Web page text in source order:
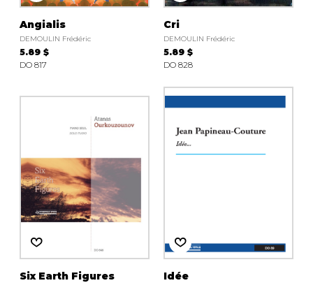
Angialis
DEMOULIN Frédéric
5.89 $
DO 817
Cri
DEMOULIN Frédéric
5.89 $
DO 828
Six Earth Figures Idée